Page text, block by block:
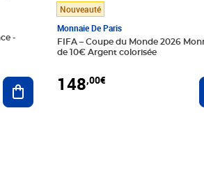
-
Ajouter au panier
Nouveauté
Monnaie De Paris
FIFA – Coupe du Monde 2026
de 10€ Argent colorisée
148,00€